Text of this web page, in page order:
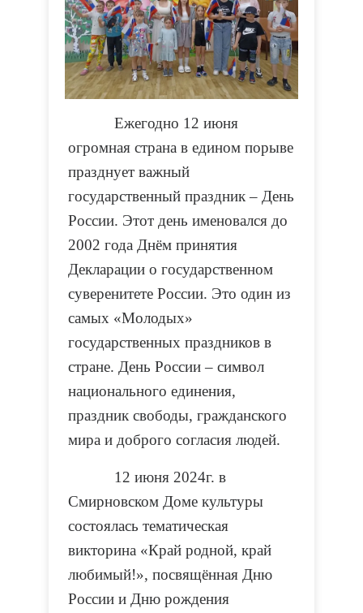
Ежегодно 12 июня
огромная страна в едином порыве
празднует важный
государственный праздник – День
России. Этот день именовался до
2002 года Днём принятия
Декларации о государственном
суверенитете России. Это один из
самых «Молодых»
государственных праздников в
стране. День России – символ
национального единения,
праздник свободы, гражданского
мира и доброго согласия людей.
12 июня 2024г. в
Смирновском Доме культуры
состоялась тематическая
викторина «Край родной, край
любимый!», посвящённая Дню
России и Дню рождения